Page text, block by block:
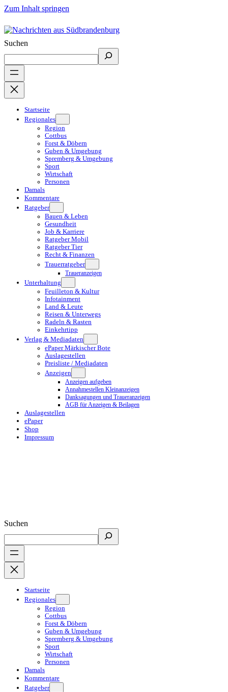
Zum Inhalt springen
Suchen
Startseite
Regionales
Region
Cottbus
Forst & Döbern
Guben & Umgebung
Spremberg & Umgebung
Sport
Wirtschaft
Personen
Damals
Kommentare
Ratgeber
Bauen & Leben
Gesundheit
Job & Karriere
Ratgeber Mobil
Ratgeber Tier
Recht & Finanzen
Trauerratgeber
Traueranzeigen
Unterhaltung
Feuilleton & Kultur
Infotainment
Land & Leute
Reisen & Unterwegs
Radeln & Rasten
Einkehrtipp
Verlag & Mediadaten
ePaper Märkischer Bote
Auslagestellen
Preisliste / Mediadaten
Anzeigen
Anzeigen aufgeben
Annahmestellen Kleinanzeigen
Danksagungen und Traueranzeigen
AGB für Anzeigen & Beilagen
Auslagestellen
ePaper
Shop
Impressum
Suchen
Startseite
Regionales
Region
Cottbus
Forst & Döbern
Guben & Umgebung
Spremberg & Umgebung
Sport
Wirtschaft
Personen
Damals
Kommentare
Ratgeber